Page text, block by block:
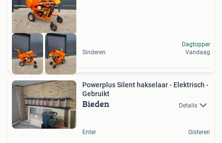
Sinderen
Dagtopper
Vandaag
Powerplus Silent hakselaar - Elektrisch -
Gebruikt
Bieden Details
Enter Gisteren